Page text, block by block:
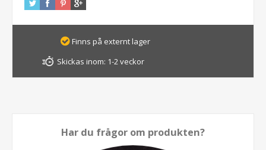
Finns på externt lager
Skickas inom: 1-2 veckor
Har du frågor om produkten?